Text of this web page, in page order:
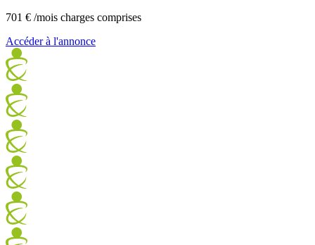
701 € /mois charges comprises
Accéder à l'annonce